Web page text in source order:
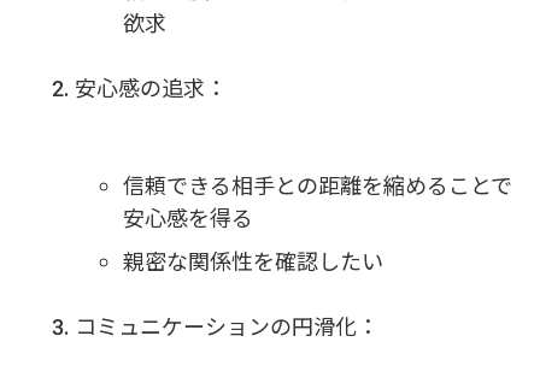
欲求
安心感の追求：
信頼できる相手との距離を縮めることで
安心感を得る
親密な関係性を確認したい
コミュニケーションの円滑化：